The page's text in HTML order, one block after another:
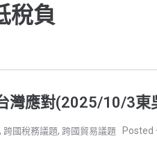
稅負
灣應對(2025/10/3東
, 跨國稅務議題, 跨國貿易議題